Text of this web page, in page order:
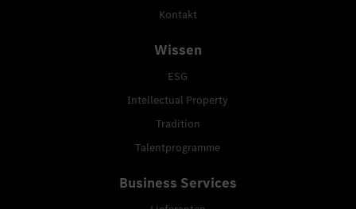
Kontakt
Wissen
ESG
Intellectual Property
Tradition
Talentprogramme
Business Services